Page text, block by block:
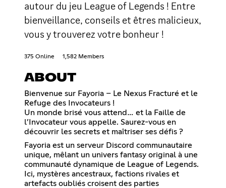
autour du jeu League of Legends ! Entre
bienveillance, conseils et êtres malicieux,
vous y trouverez votre bonheur !
375 Online 1,582 Members
ABOUT
Bienvenue sur Fayoria – Le Nexus Fracturé et le
Refuge des Invocateurs !
Un monde brisé vous attend… et la Faille de
l’Invocateur vous appelle. Saurez-vous en
découvrir les secrets et maîtriser ses défis ?
Fayoria est un serveur Discord communautaire
unique, mêlant un univers fantasy original à une
communauté dynamique de League of Legends.
Ici, mystères ancestraux, factions rivales et
artefacts oubliés croisent des parties